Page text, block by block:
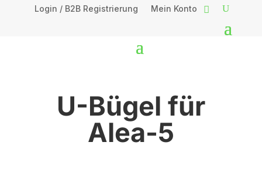
Login / B2B Registrierung Mein Konto
U-Bügel für
Alea-5